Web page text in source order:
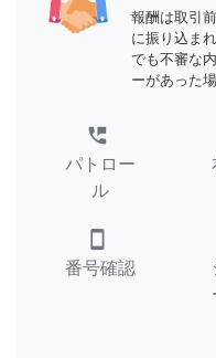
報酬は取引
に振り込ま
でも不審な
ーがあった
perm_phone_msg
パトロー
ル
smartphone
番号確認